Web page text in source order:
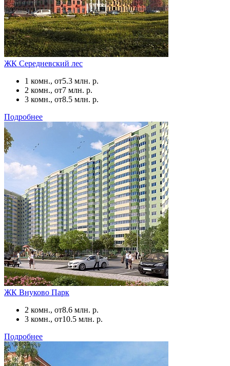
ЖК Середневский лес
1 комн., от5.3 млн. р.
2 комн., от7 млн. р.
3 комн., от8.5 млн. р.
Подробнее
ЖК Внуково Парк
2 комн., от8.6 млн. р.
3 комн., от10.5 млн. р.
Подробнее